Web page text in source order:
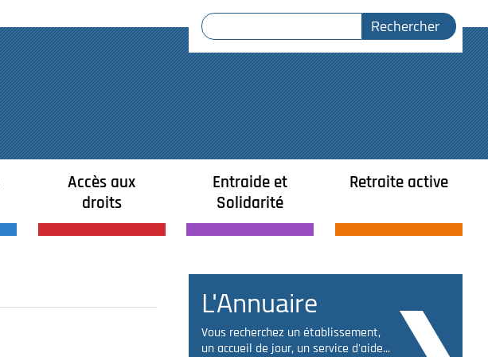
Accès aux
droits
Entraide et
Solidarité
Retraite active
L'Annuaire
Vous recherchez un établissement,
un accueil de jour, un service d'aide...